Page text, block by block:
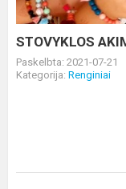
STOVYKLOS
Paskelbta: 2021-07-21
Kategorija: Renginiai